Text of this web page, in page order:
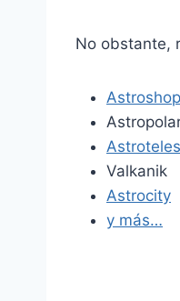
No obstante,
Astroshop
Valkanik
Astrocity
y más…